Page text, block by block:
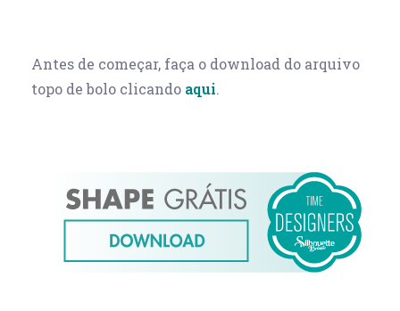
Antes de começar, faça o download do arquivo
topo de bolo clicando aqui.